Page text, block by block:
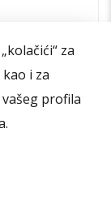
za
i za
profila